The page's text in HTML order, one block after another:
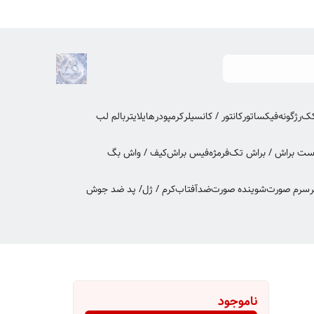
رژگونهفیکساتورکانتور / کانسیلرکرمپودرهایلایتربالم لب
ست براش / براش تکفرمژهفیس براشکیف / واش بگ
سرم صورتشوینده صورتضدآفتابکرم / ژل/ پد ضد جوش
ناموجود